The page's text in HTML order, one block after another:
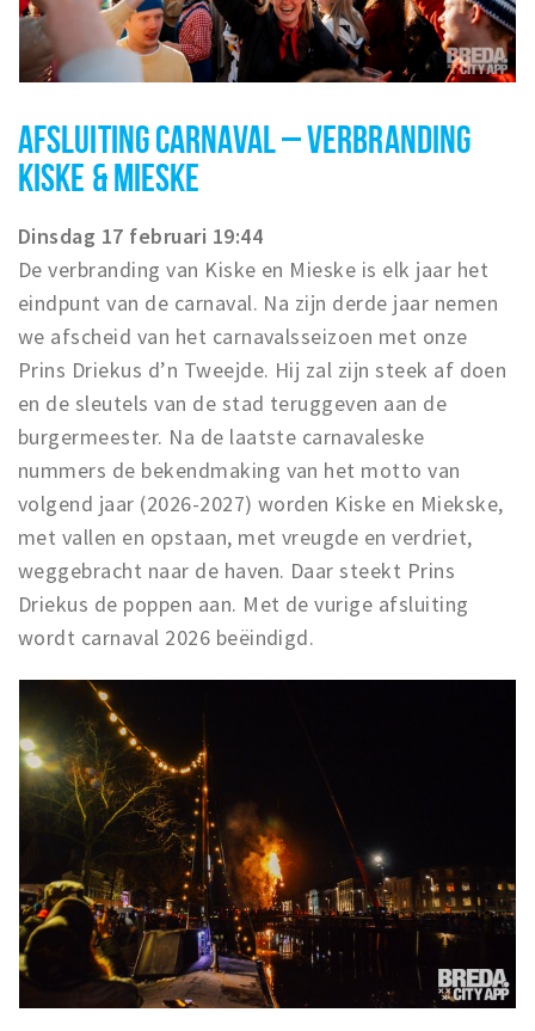
AFSLUITING CARNAVAL – VERBRANDING
KISKE & MIESKE
Dinsdag 17 februari 19:44
De verbranding van Kiske en Mieske is elk jaar het
eindpunt van de carnaval. Na zijn derde jaar nemen
we afscheid van het carnavalsseizoen met onze
Prins Driekus d’n Tweejde. Hij zal zijn steek af doen
en de sleutels van de stad teruggeven aan de
burgermeester. Na de laatste carnavaleske
nummers de bekendmaking van het motto van
volgend jaar (2026-2027) worden Kiske en Miekske,
met vallen en opstaan, met vreugde en verdriet,
weggebracht naar de haven. Daar steekt Prins
Driekus de poppen aan. Met de vurige afsluiting
wordt carnaval 2026 beëindigd.